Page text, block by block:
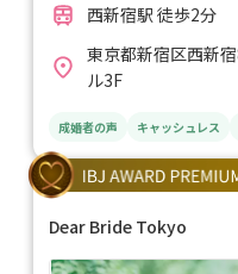
西新宿駅 徒歩2分
東京都新宿区西新
ル3F
成婚者の声 キャッシュレス
Dear Bride Tokyo